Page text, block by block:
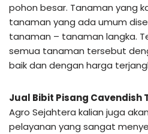
pohon besar. Tanaman yang
tanaman yang ada umum
tanaman – tanaman langka.
semua tanaman tersebut
baik dan dengan harga
Jual Bibit Pisang Cavendish
Agro Sejahtera kalian juga
pelayanan yang sangat